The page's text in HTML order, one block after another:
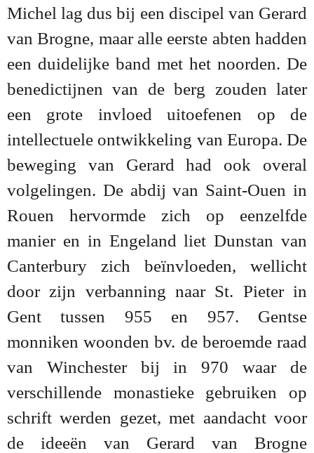
Michel lag dus bij een discipel van Gerard
van Brogne, maar alle eerste abten hadden
een duidelijke band met het noorden. De
benedictijnen van de berg zouden later
een grote invloed uitoefenen op de
intellectuele ontwikkeling van Europa. De
beweging van Gerard had ook overal
volgelingen. De abdij van Saint-Ouen in
Rouen hervormde zich op eenzelfde
manier en in Engeland liet Dunstan van
Canterbury zich beïnvloeden, wellicht
door zijn verbanning naar St. Pieter in
Gent tussen 955 en 957. Gentse
monniken woonden bv. de beroemde raad
van Winchester bij in 970 waar de
verschillende monastieke gebruiken op
schrift werden gezet, met aandacht voor
de ideeën van Gerard van Brogne